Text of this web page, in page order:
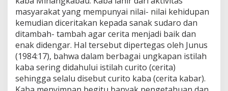
masyarakat yang mempunyai nilai- nilai kehidupan
kemudian diceritakan kepada sanak sudaro dan
ditambah- tambah agar cerita menjadi baik dan
enak didengar. Hal tersebut dipertegas oleh Junus
(1984:17), bahwa dalam berbagai ungkapan istilah
kaba sering didahului istilah curito (cerita)
sehingga selalu disebut curito kaba (cerita kabar).